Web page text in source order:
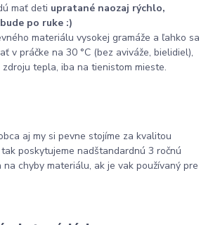
mať deti upratané naozaj rýchlo,
po ruke :)
materiálu vysokej gramáže a ľahko sa
v práčke na 30 °C (bez aviváže, bielidiel),
tepla, iba na tienistom mieste.
aj my si pevne stojíme za kvalitou
poskytujeme nadštandardnú 3 ročnú
chyby materiálu, ak je vak používaný pre